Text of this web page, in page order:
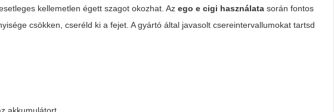
kellemetlen égett szagot okozhat. Azego e cigi használata során fontos
csökken, cseréld ki a fejet. A gyártó által javasolt csereintervallumokat tartsd